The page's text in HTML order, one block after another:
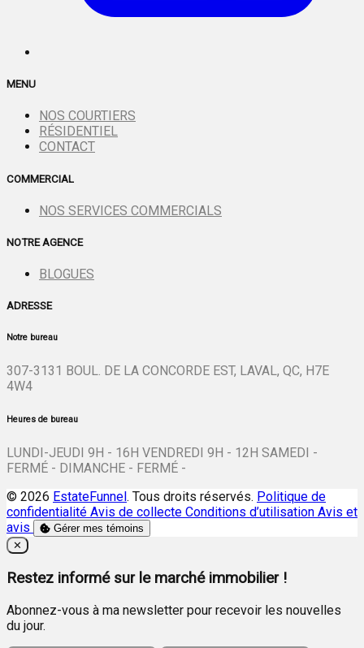
MENU
NOS COURTIERS
RÉSIDENTIEL
CONTACT
COMMERCIAL
NOS SERVICES COMMERCIALS
NOTRE AGENCE
BLOGUES
ADRESSE
Notre bureau
307-3131 BOUL. DE LA CONCORDE EST, LAVAL, QC, H7E
4W4
Heures de bureau
LUNDI-JEUDI 9H - 16H VENDREDI 9H - 12H SAMEDI -
FERMÉ - DIMANCHE - FERMÉ -
© 2026 EstateFunnel . Tous droits réservés. Politique de
confidentialité Avis de collecte Conditions d’utilisation Avis et
avis
Gérer mes témoins
Close
✕
Restez informé sur le marché immobilier !
Abonnez-vous à ma newsletter pour recevoir les nouvelles
du jour.